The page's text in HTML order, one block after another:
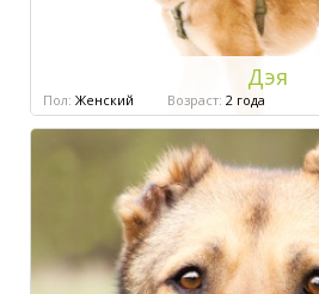
Дэя
Пол: Женский Возраст: 2 года